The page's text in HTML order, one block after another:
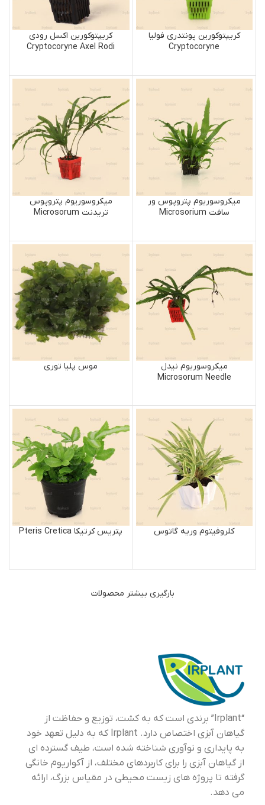
کریپتوکورین پونتدری فولیا
Cryptocoryne
کریپتوکورین اکسل رودی
Cryptocoryne Axel Rodi
میکروسوریوم پتروپوس ور
سافت Microsorium
میکروسوریوم پتروپوس
تریدنت Microsorum
میکروسوریوم نیدل
Microsorum Needle
موس پلیا توری
کلروفیتوم وریه گاتوس پتریس کرتیکا Pteris Cretica
بارگیری بیشتر محصولات
“Irplant” برندی است که به کشت، توزیع و حفاظت از
گیاهان آبزی اختصاص دارد. Irplant که به دلیل تعهد خود
به پایداری و نوآوری شناخته شده است، طیف گسترده ای
از گیاهان آبزی را برای کاربردهای مختلف، از آکواریوم خانگی
گرفته تا پروژه های زیست محیطی در مقیاس بزرگ، ارائه
می دهد.